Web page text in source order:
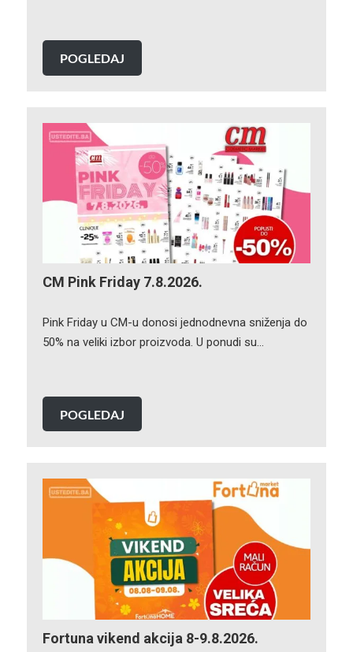
POGLEDAJ
CM Pink Friday 7.8.2026.
Pink Friday u CM-u donosi jednodnevna sniženja do
50% na veliki izbor proizvoda. U ponudi su…
POGLEDAJ
Fortuna vikend akcija 8-9.8.2026.